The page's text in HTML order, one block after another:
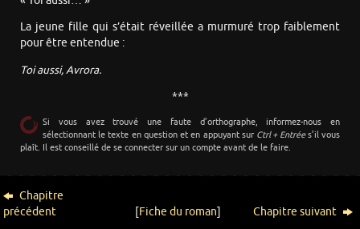
La jeune fille qui s’était réveillée a murmuré trop faiblement
pour être entendue :
Toi aussi, Avrora.
***
Si vous avez trouvé une faute d’orthographe, informez-nous en
sélectionnant le texte en question et en appuyant sur Ctrl + Entrées’il vous
plaît. Il est conseillé de se connecter sur un compte avant de le faire.
Chapitre
précédent
[Fiche du roman] Chapitre suivant